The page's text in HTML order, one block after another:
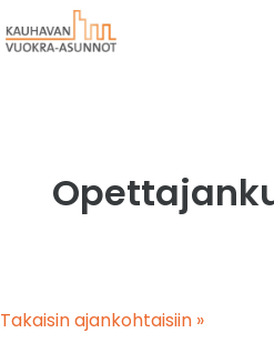
Takaisin ajankohtaisiin »